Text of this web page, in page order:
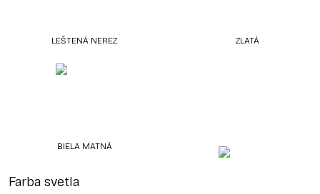
LEŠTENÁ NEREZ ZLATÁ
BIELA MATNÁ
Farba svetla